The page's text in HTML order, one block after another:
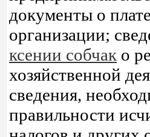
документы о
организации;
ксении собчак о
хозяйственной
сведения,
правильности